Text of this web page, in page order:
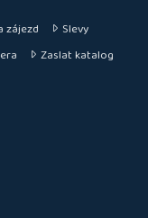
zájezd
Slevy
Zaslat katalog